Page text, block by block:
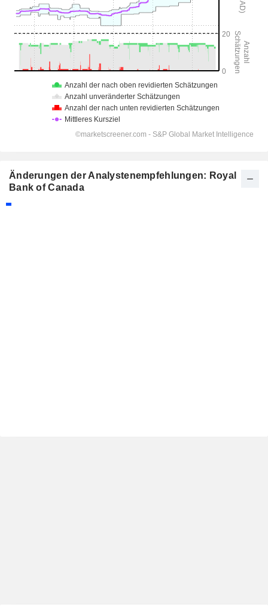
Änderungen der Analystenempfehlungen: Royal
Bank of Canada